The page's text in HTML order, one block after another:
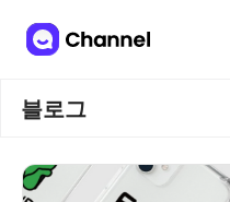
블로그